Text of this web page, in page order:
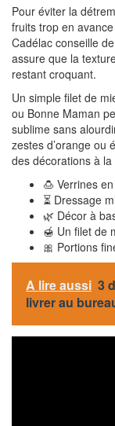
Pour éviter la
fruits trop en
Cadélac conseille
assure que la
restant croquant.
Un simple filet de
ou Bonne Maman
sublime sans
zestes d’orange ou
des décorations à
🍮 Verrines
⏳ Dressage
🌿 Décor à
🍯 Un filet de
🎀 Portions
A lire aussi 3
livrer au